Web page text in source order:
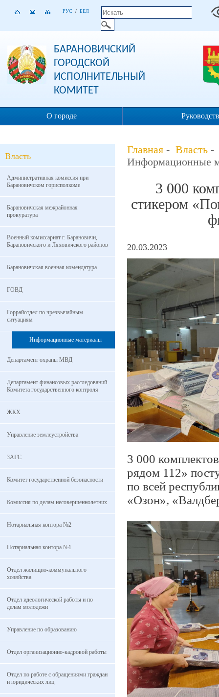
РУС / БЕЛ
БАРАНОВИЧСКИЙ
ГОРОДСКОЙ
ИСПОЛНИТЕЛЬНЫЙ
КОМИТЕТ
О городе
Власть
Административная комиссия при
Барановичском горисполкоме
Барановичская межрайонная
прокуратура
Военный комиссариат г. Барановичи,
Барановичского и Ляховичского районов
Барановичская военная комендатура
ГОВД
Горрайотдел по чрезвычайным
ситуациям
Информационные материалы
Департамент охраны МВД
Департамент финансовых расследований
Комитета государственного контроля
ЖКХ
Управление землеустройства
ЗАГС
Комитет государственной безопасности
Комиссия по делам несовершеннолетних
Нотариальная контора №2
Нотариальная контора №1
Отдел жилищно-коммунального
хозяйства
Отдел идеологической работы и по
делам молодежи
Управление по образованию
Отдел организационно-кадровой работы
Отдел по работе с обращениями граждан
и юридических лиц
Главная - Власть
Информационные
3 000
стикером
20.03.2023
3 000
рядом 112»
по всей
«Озон»,